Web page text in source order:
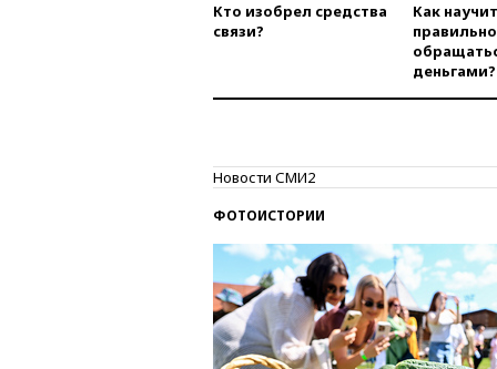
Кто изобрел средства
связи?
Как
правильно
деньгами?
Новости СМИ2
ФОТОИСТОРИИ